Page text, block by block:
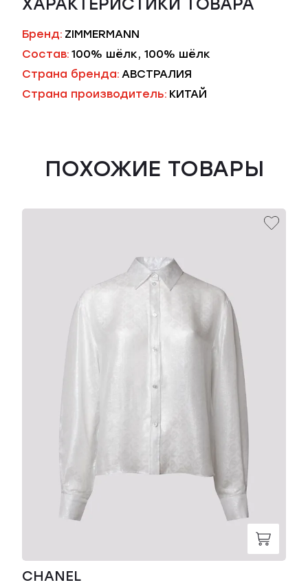
Бренд: ZIMMERMANN
Состав: 100% шёлк, 100% шёлк
Страна бренда: АВСТРАЛИЯ
Страна производитель: КИТАЙ
ПОХОЖИЕ ТОВАРЫ
CHANEL